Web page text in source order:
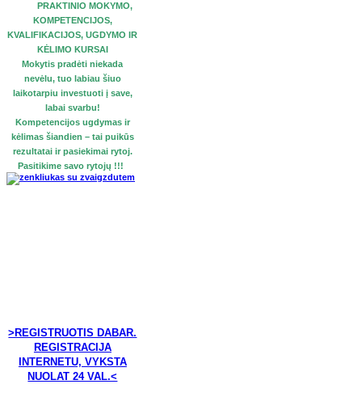
PRAKTINIO MOKYMO,
KOMPETENCIJOS,
KVALIFIKACIJOS, UGDYMO IR
KĖLIMO KURSAI
Mokytis pradėti niekada
nevėlu, tuo labiau šiuo
laikotarpiu investuoti į save,
labai svarbu!
Kompetencijos ugdymas ir
kėlimas šiandien – tai puikūs
rezultatai ir pasiekimai rytoj.
Pasitikime savo rytojų !!!
>REGISTRUOTIS DABAR.
REGISTRACIJA
INTERNETU, VYKSTA
NUOLAT 24 VAL.<